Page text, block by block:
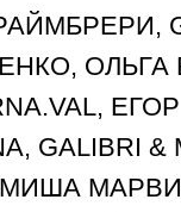
ОЛЬГА
GALIBRI &